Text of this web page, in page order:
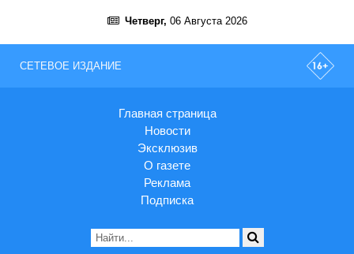
Четверг, 06 Августа 2026
СЕТЕВОЕ ИЗДАНИЕ
Главная страница
Новости
Эксклюзив
О газете
Реклама
Подписка